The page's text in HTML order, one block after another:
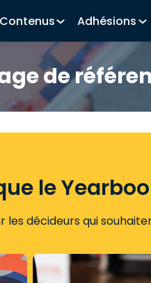
Contenus Adhésions
de
le
les décideurs qui